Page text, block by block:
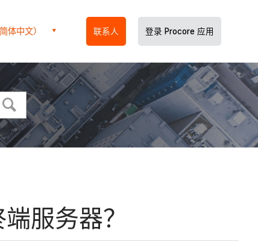
体中文） 联系人 登录 Procore 应用
服务器？